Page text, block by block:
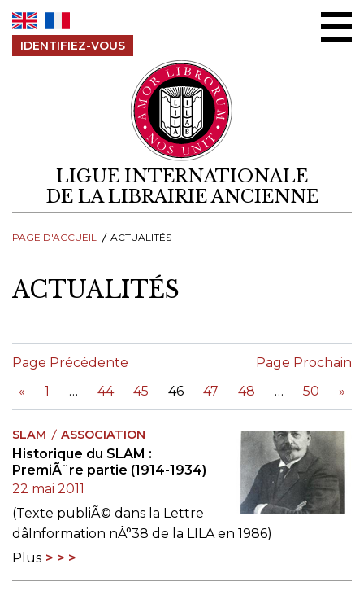
IDENTIFIEZ-VOUS
LIGUE INTERNATIONALE
DE LA LIBRAIRIE ANCIENNE
PAGE D'ACCUEIL ACTUALITÉS
ACTUALITÉS
Page Précédente
«
1 44 45 46 47 48 50 »
Page Prochain
SLAM ASSOCIATION
Historique du SLAM :
PremiÃ¨re partie (1914-1934)
22 mai 2011
(Texte publiÃ© dans la Lettre
dâInformation nÂ°38 de la LILA en 1986)
Plus